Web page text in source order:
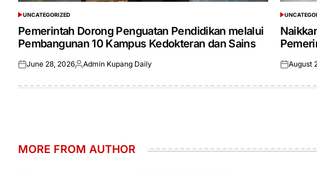
POSTED
IN
UNCATEGORIZED
Pemerintah Dorong Penguatan Pendidikan melalui
Pembangunan 10 Kampus Kedokteran dan Sains
Posted
June 28, 2026Posted
Admin Kupang Daily
POSTED
IN
Posted
August
MORE FROM AUTHOR